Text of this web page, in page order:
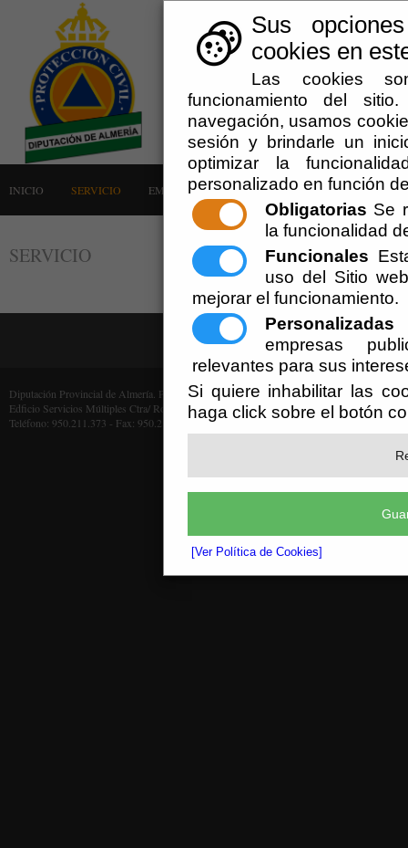
Sus
cookies en
Las cookies
funcionamiento del
navegación, usamos
sesión y brindarle un
optimizar la
personalizado en función
Obligatorias Se
la funcionalidad
Funcionales
uso del Sitio
mejorar el funcionamiento.
Personalizadas
empresas
relevantes para sus
Si quiere inhabilitar las
haga click sobre el botón
[Ver Política de Cookies]
INICIO SERVICIO EMERGENCIAS LA AGRUPACIÓN AVISOS
SERVICIO
Diputación Provincial de Almería. Protección Civil (Cif: P-0400000-F)
Edficio Servicios Múltiples Ctra/ Ronda, 216 - 04009 Almería
Teléfono: 950.211.373 - Fax: 950.211.372